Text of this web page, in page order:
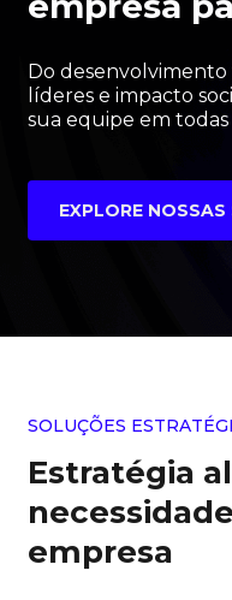
Do
líderes e impacto
sua equipe em todas
EXPLORE
SOLUÇÕES
Estratégia
empresa